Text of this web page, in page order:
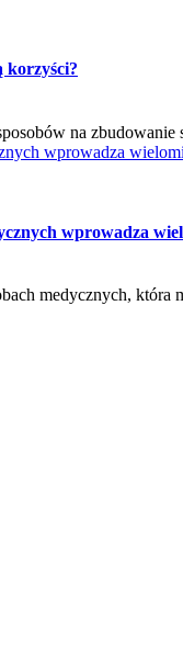
korzyści?
na
wprowadza
wprowadza
medycznych,